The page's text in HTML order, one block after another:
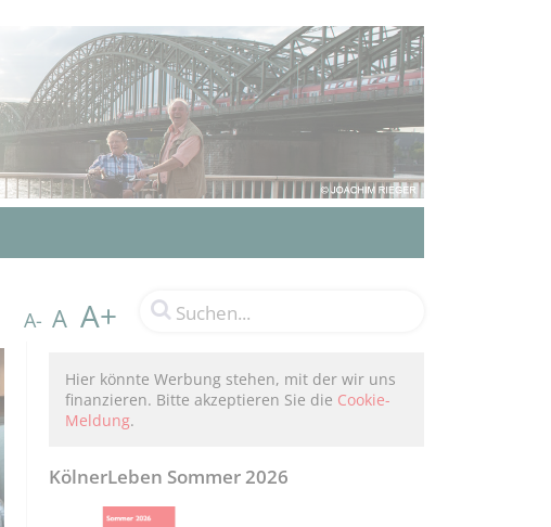
A- A A+
Hier könnte Werbung stehen, mit der wir uns
finanzieren. Bitte akzeptieren Sie die Cookie-
Meldung.
KölnerLeben Sommer 2026